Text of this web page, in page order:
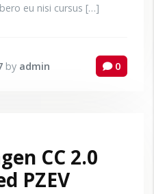
eu nisi cursus […]
by admin 0
CC 2.0
PZEV